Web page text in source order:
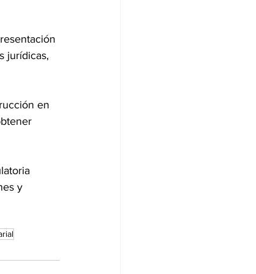
jurídicas,
en
y